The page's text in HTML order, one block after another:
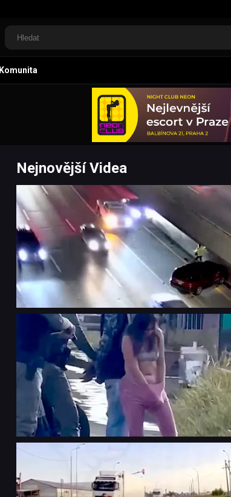
Komunita
Nejnovější Videa